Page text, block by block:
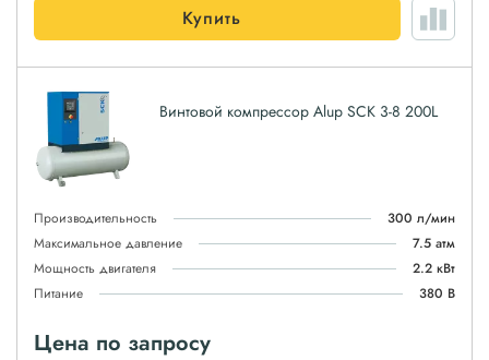
Купить
Винтовой компрессор Alup SCK 3-8 200L
Производительность
300 л/мин
Максимальное давление
7.5 атм
Мощность двигателя
2.2 кВт
Питание
380 В
Цена по запросу